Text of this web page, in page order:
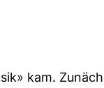
kam.